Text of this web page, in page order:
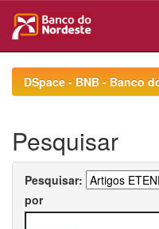
navigationDSpace - BNB - Banco
Pesquisar
Pesquisar:
por